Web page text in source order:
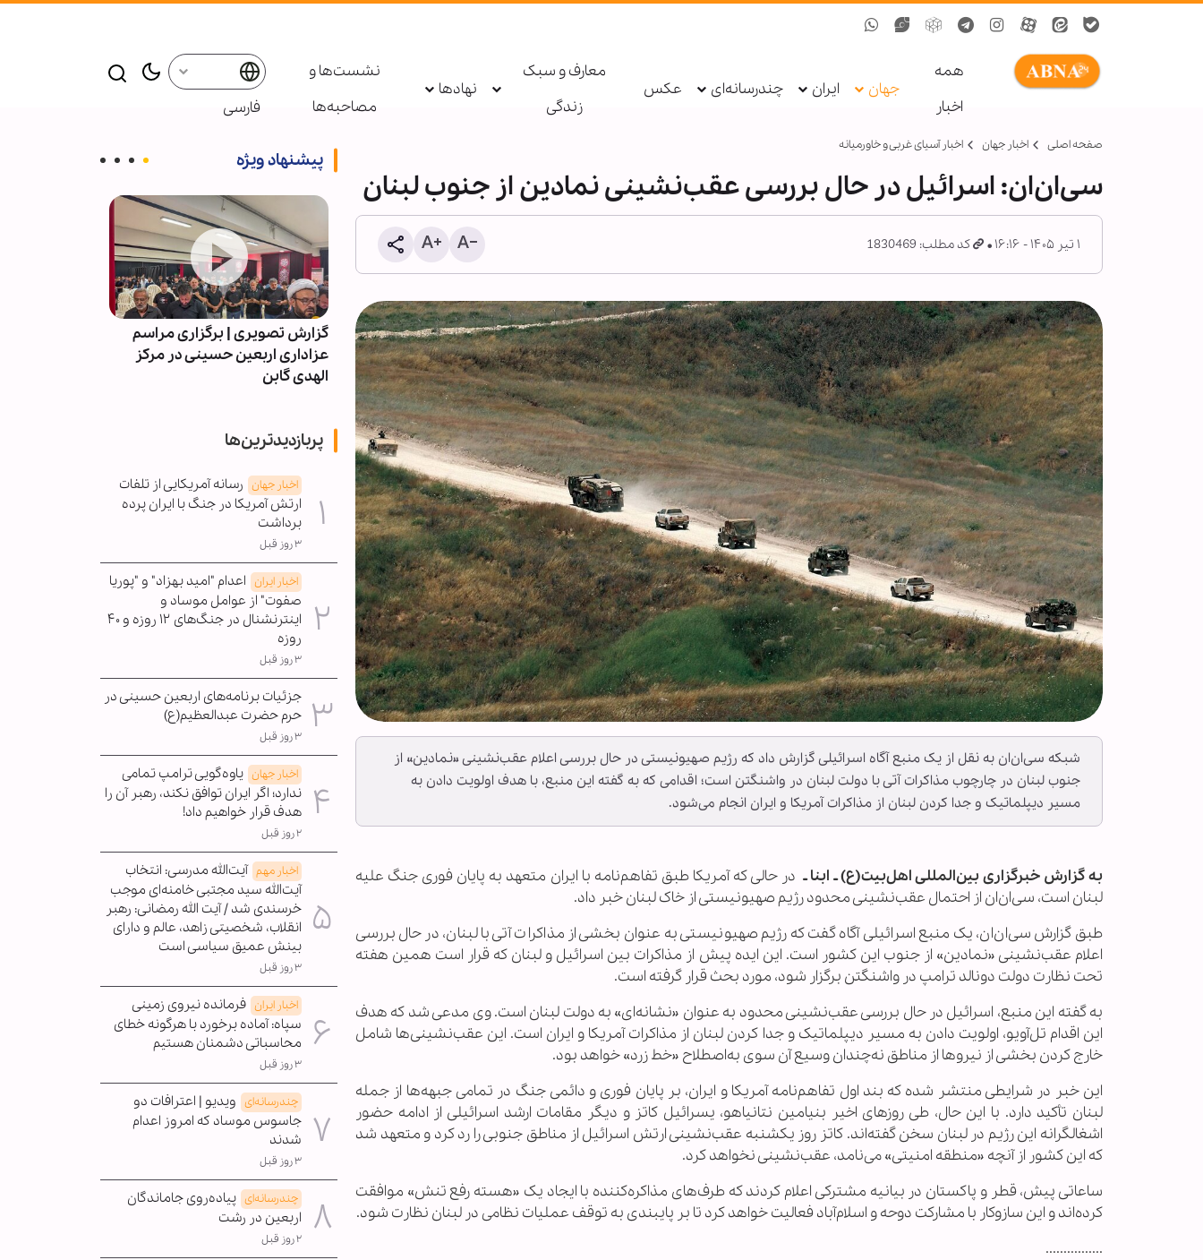
همه
اخبار
جهان ایران چندرسانه‌ای عکس
معارف و سبک
زندگی
نهادها
نشست‌ها و
مصاحبه‌ها
فارسی
صفحه اصلی اخبار جهان اخبار آسیای غربی و خاورمیانه
سی‌ان‌ان: اسرائیل در حال بررسی عقب‌نشینی نمادین از جنوب لبنان
۱ تیر ۱۴۰۵ - ۱۶:۱۶ کد مطلب: 1830469
شبکه سی‌ان‌ان به نقل از یک منبع آگاه اسرائیلی گزارش داد که رژیم صهیونیستی در حال بررسی اعلام عقب‌نشینی «نمادین» از
جنوب لبنان در چارچوب مذاکرات آتی با دولت لبنان در واشنگتن است؛ اقدامی که به گفته این منبع، با هدف اولویت دادن به
مسیر دیپلماتیک و جدا کردن لبنان از مذاکرات آمریکا و ایران انجام می‌شود.
به گزارش خبرگزاری بین‌المللی اهل‌بیت(ع) ـ ابنا ـدر حالی که آمریکا طبق تفاهم‌نامه با ایران متعهد به پایان فوری جنگ علیه
لبنان است، سی‌ان‌ان از احتمال عقب‌نشینی محدود رژیم صهیونیستی از خاک لبنان خبر داد.
طبق گزارش سی‌ان‌ان، یک منبع اسرائیلی آگاه گفت که رژیم صهیونیستی به عنوان بخشی از مذاکرات آتی با لبنان، در حال بررسی
اعلام عقب‌نشینی «نمادین» از جنوب این کشور است. این ایده پیش از مذاکرات بین اسرائیل و لبنان که قرار است همین هفته
تحت نظارت دولت دونالد ترامپ در واشنگتن برگزار شود، مورد بحث قرار گرفته است.
به گفته این منبع، اسرائیل در حال بررسی عقب‌نشینی محدود به عنوان «نشانه‌ای» به دولت لبنان است. وی مدعی شد که هدف
این اقدام تل‌آویو، اولویت دادن به مسیر دیپلماتیک و جدا کردن لبنان از مذاکرات آمریکا و ایران است. این عقب‌نشینی‌ها شامل
خارج کردن بخشی از نیروها از مناطق نه‌چندان وسیع آن سوی به‌اصطلاح «خط زرد» خواهد بود.
این خبر در شرایطی منتشر شده که بند اول تفاهم‌نامه آمریکا و ایران، بر پایان فوری و دائمی جنگ در تمامی جبهه‌ها از جمله
لبنان تأکید دارد. با این حال، طی روزهای اخیر بنیامین نتانیاهو، یسرائیل کاتز و دیگر مقامات ارشد اسرائیلی از ادامه حضور
اشغالگرانه این رژیم در لبنان سخن گفته‌اند. کاتز روز یکشنبه عقب‌نشینی ارتش اسرائیل از مناطق جنوبی را رد کرد و متعهد شد
که این کشور از آنچه «منطقه امنیتی» می‌نامد، عقب‌نشینی نخواهد کرد.
ساعاتی پیش، قطر و پاکستان در بیانیه مشترکی اعلام کردند که طرف‌های مذاکره‌کننده با ایجاد یک «هسته رفع تنش» موافقت
کرده‌اند و این سازوکار با مشارکت دوحه و اسلام‌آباد فعالیت خواهد کرد تا بر پایبندی به توقف عملیات نظامی در لبنان نظارت شود.
................
پیشنهاد ویژه
عکس خبری | برگزاری مراسم
اربعین حسینی در حسینیه میلتون
کینز انگلیس
گزارش تصویری | برگزاری مراسم
عزاداری اربعین حسینی در مرکز
الهدی گابن
پربازدیدترین‌ها
اخبار جهان رسانه آمریکایی از تلفات
ارتش آمریکا در جنگ با ایران پرده
برداشت
۳ روز قبل
اخبار ایران اعدام "امید بهزاد" و "پوریا
صفوت" از عوامل موساد و
اینترنشنال در جنگ‌های ۱۲ روزه و ۴۰
روزه
۳ روز قبل
جزئیات برنامه‌های اربعین حسینی در
حرم حضرت عبدالعظیم(ع)
۳ روز قبل
اخبار جهان یاوه‌گویی ترامپ تمامی
ندارد؛ اگر ایران توافق نکند، رهبر آن را
هدف قرار خواهیم داد!
۲ روز قبل
اخبار مهم آیت‌الله مدرسی: انتخاب
آیت‌الله سید مجتبی خامنه‌ای موجب
خرسندی شد / آیت الله رمضانی: رهبر
انقلاب، شخصیتی زاهد، عالم و دارای
بینش عمیق سیاسی است
۳ روز قبل
اخبار ایران فرمانده نیروی زمینی
سپاه: آماده برخورد با هرگونه خطای
محاسباتی دشمنان هستیم
۳ روز قبل
چندرسانه‌ای ویدیو | اعترافات دو
جاسوس موساد که امروز اعدام
شدند
۳ روز قبل
چندرسانه‌ای پیاده‌روی جاماندگان
اربعین در رشت
۲ روز قبل